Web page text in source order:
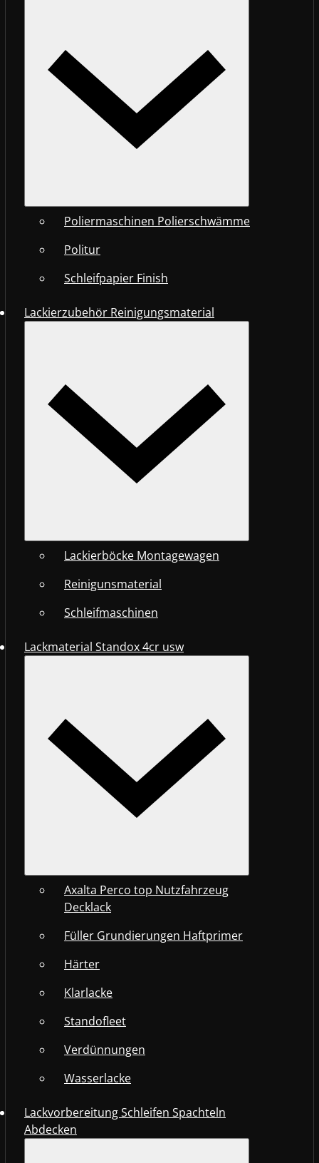
Poliermaschinen Polierschwämme
Politur
Schleifpapier Finish
Lackierzubehör Reinigungsmaterial
Lackierböcke Montagewagen
Reinigunsmaterial
Schleifmaschinen
Lackmaterial Standox 4cr usw
Axalta Perco top Nutzfahrzeug
Decklack
Füller Grundierungen Haftprimer
Härter
Klarlacke
Standofleet
Verdünnungen
Wasserlacke
Lackvorbereitung Schleifen Spachteln
Abdecken